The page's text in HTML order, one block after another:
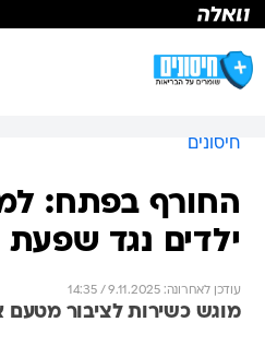
חיסונים
החורף בפתח:
ילדים נגד שפעת
עודכן לאחרונה: 9.11.2025 / 14:35
מוגש כשירות לציבור מטעם